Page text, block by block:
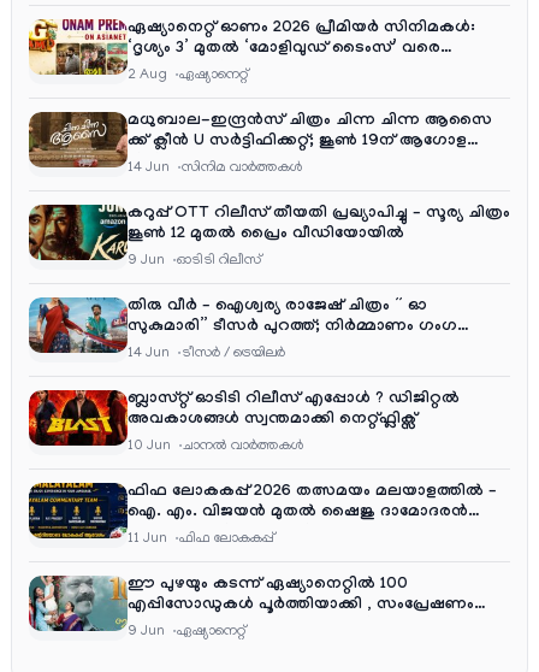
ഏഷ്യാനെറ്റ് ഓണം 2026 പ്രീമിയർ സിനിമകൾ:
‘ദൃശ്യം 3’ മുതൽ ‘മോളിവുഡ് ടൈംസ്’ വരെ
ആഘോഷ വിരുന്ന്
2 Aug ഏഷ്യാനെറ്റ്‌
മധുബാല-ഇന്ദ്രൻസ് ചിത്രം ചിന്ന ചിന്ന ആസൈ
ക്ക് ക്ലീൻ U സർട്ടിഫിക്കറ്റ്; ജൂൺ 19ന് ആഗോള
റിലീസ്
14 Jun സിനിമ വാര്‍ത്തകള്‍
കറുപ്പ് OTT റിലീസ് തീയതി പ്രഖ്യാപിച്ചു – സൂര്യ ചിത്രം
ജൂൺ 12 മുതൽ പ്രൈം വീഡിയോയിൽ
9 Jun ഓടിടി റിലീസ്
തിരു വീർ – ഐശ്വര്യ രാജേഷ് ചിത്രം ” ഓ
സുകുമാരി” ടീസർ പുറത്ത്; നിർമ്മാണം ഗംഗ
എന്റർടൈൻമെന്റ്‌സ്
14 Jun ടീസര്‍ / ട്രെയിലര്‍
ബ്ലാസ്റ്റ് ഓടിടി റിലീസ് എപ്പോൾ ? ഡിജിറ്റൽ
അവകാശങ്ങൾ സ്വന്തമാക്കി നെറ്റ്ഫ്ലിക്സ്
10 Jun ചാനല്‍ വാര്‍ത്തകള്‍
ഫിഫ ലോകകപ്പ് 2026 തത്സമയം മലയാളത്തിൽ –
ഐ. എം. വിജയൻ മുതൽ ഷൈജു ദാമോദരൻ
വരെ കമന്ററി സംഘത്തിൽ
11 Jun ഫിഫ ലോകകപ്പ്
ഈ പുഴയും കടന്ന് ഏഷ്യാനെറ്റിൽ 100
എപ്പിസോഡുകൾ പൂർത്തിയാക്കി , സംപ്രേഷണം
തിങ്കൾ മുതൽ വെള്ളി വരെ രാത്രി 9:30 ന്
9 Jun ഏഷ്യാനെറ്റ്‌